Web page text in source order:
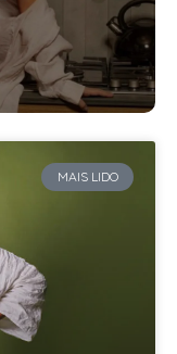
MAIS LIDO